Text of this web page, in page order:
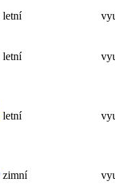
letní
letní
letní
zimní